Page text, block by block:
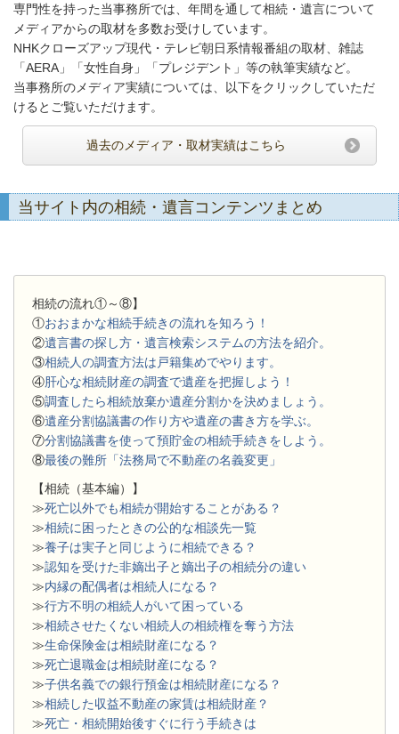
専門性を持った当事務所では、年間を通して相続・遺言について
メディアからの取材を多数お受けしています。
NHKクローズアップ現代・テレビ朝日系情報番組の取材、雑誌
「AERA」「女性自身」「プレジデント」等の執筆実績など。
当事務所のメディア実績については、以下をクリックしていただ
けるとご覧いただけます。
過去のメディア・取材実績はこちら
当サイト内の相続・遺言コンテンツまとめ
相続の流れ①～⑧】
①おおまかな相続手続きの流れを知ろう！
②遺言書の探し方・遺言検索システムの方法を紹介。
③相続人の調査方法は戸籍集めでやります。
④肝心な相続財産の調査で遺産を把握しよう！
⑤調査したら相続放棄か遺産分割かを決めましょう。
⑥遺産分割協議書の作り方や遺産の書き方を学ぶ。
⑦分割協議書を使って預貯金の相続手続きをしよう。
⑧最後の難所「法務局で不動産の名義変更」
【相続（基本編）】
≫死亡以外でも相続が開始することがある？
≫相続に困ったときの公的な相談先一覧
≫養子は実子と同じように相続できる？
≫認知を受けた非嫡出子と嫡出子の相続分の違い
≫内縁の配偶者は相続人になる？
≫行方不明の相続人がいて困っている
≫相続させたくない相続人の相続権を奪う方法
≫生命保険金は相続財産になる？
≫死亡退職金は相続財産になる？
≫子供名義での銀行預金は相続財産になる？
≫相続した収益不動産の家賃は相続財産？
≫死亡・相続開始後すぐに行う手続きは